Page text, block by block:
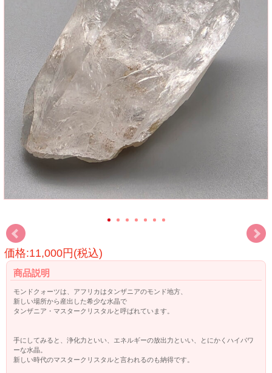
価格:11,000円(税込)
商品説明
モンドクォーツは、アフリカはタンザニアのモンド地方、
新しい場所から産出した希少な水晶で
タンザニア・マスタークリスタルと呼ばれています。
手にしてみると、浄化力といい、エネルギーの放出力といい、とにかくハイパワ
ーな水晶。
新しい時代のマスタークリスタルと言われるのも納得です。